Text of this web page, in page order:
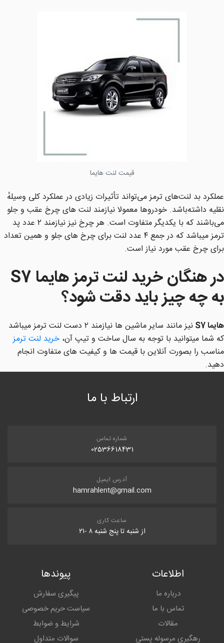
قیمت لنت هایما
عملکرد بد لنت‌های ترمز می‌تواند تأثیرات زیادی در عملکرد کلی وسیلهٔ
نقلیه داشته‌باشد. خودروها معمولا نیازمند لنت های چرخ عقب و جلو
می‌باشند که با یکدیگر متفاوت است. هر چرخ نیز نیازمند ۲ عدد پد
ترمز میباشد که در جمع ۴ عدد لنت برای چرخ های جلو و همین تعداد
برای چرخ عقب مورد نیاز است.
در هنگان خرید لنت ترمز هایما S7
به چه چیز باید دقت شود؟
هایما S7
نیز مانند سایر ماشین ها نیازمند ۲ دست لنت ترمز میباشد
که شما میتوانید با توجه به سال ساخت و تیپ آن، خرید لنت ترمز
مناسب را بصورت آنلاین با قیمت ها و کیفیت های متفاوت انجام
دهید.
ارتباط با ما
شماره تماس
02536618431
آدرس ایمیل
hamrahlent@gmail.com
ساعت کاری
از شنبه تا پنج شنبه ۸ -۲۱
اطلاعات
درباره ما
تماس با ما
مقالات
رهگیری مرسوله پستی
پیوندها
پیگیری سفارش
سیاست حریم خصوصی
شرایط و ضوابط
سوالات متداول